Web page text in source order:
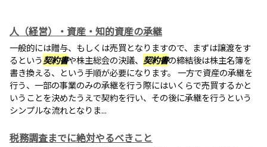
人（経営）・資産・知的資産の承継
一般的には贈与、もしくは売買となりますので、まずは譲渡をす
るという契約書や株主総会の決議、 契約書の締結後は株主名簿を
書き換える、という手順が必要になります。 一方で資産の承継を
行う、一部の事業のみの承継を行う際にはいくらで売買するかと
いうことを決めたうえで契約を行い、その後に承継を行うという
シンプルな流れとなりま...
税務調査までに絶対やるべきこと